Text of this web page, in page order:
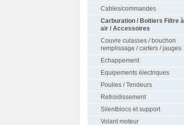
Cables/commandes
Carburation / Boitiers Filtre à
air / Accessoires
Couvre culasses / bouchon
remplissage / carters / jauges
Echappement
Equipements électriques
Poulies / Tendeurs
Refroidissement
Silentblocs et support
Volant moteur